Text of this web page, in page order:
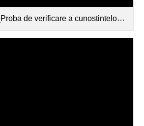
verificare a cunostintelor de limba engleza 2026.pdf